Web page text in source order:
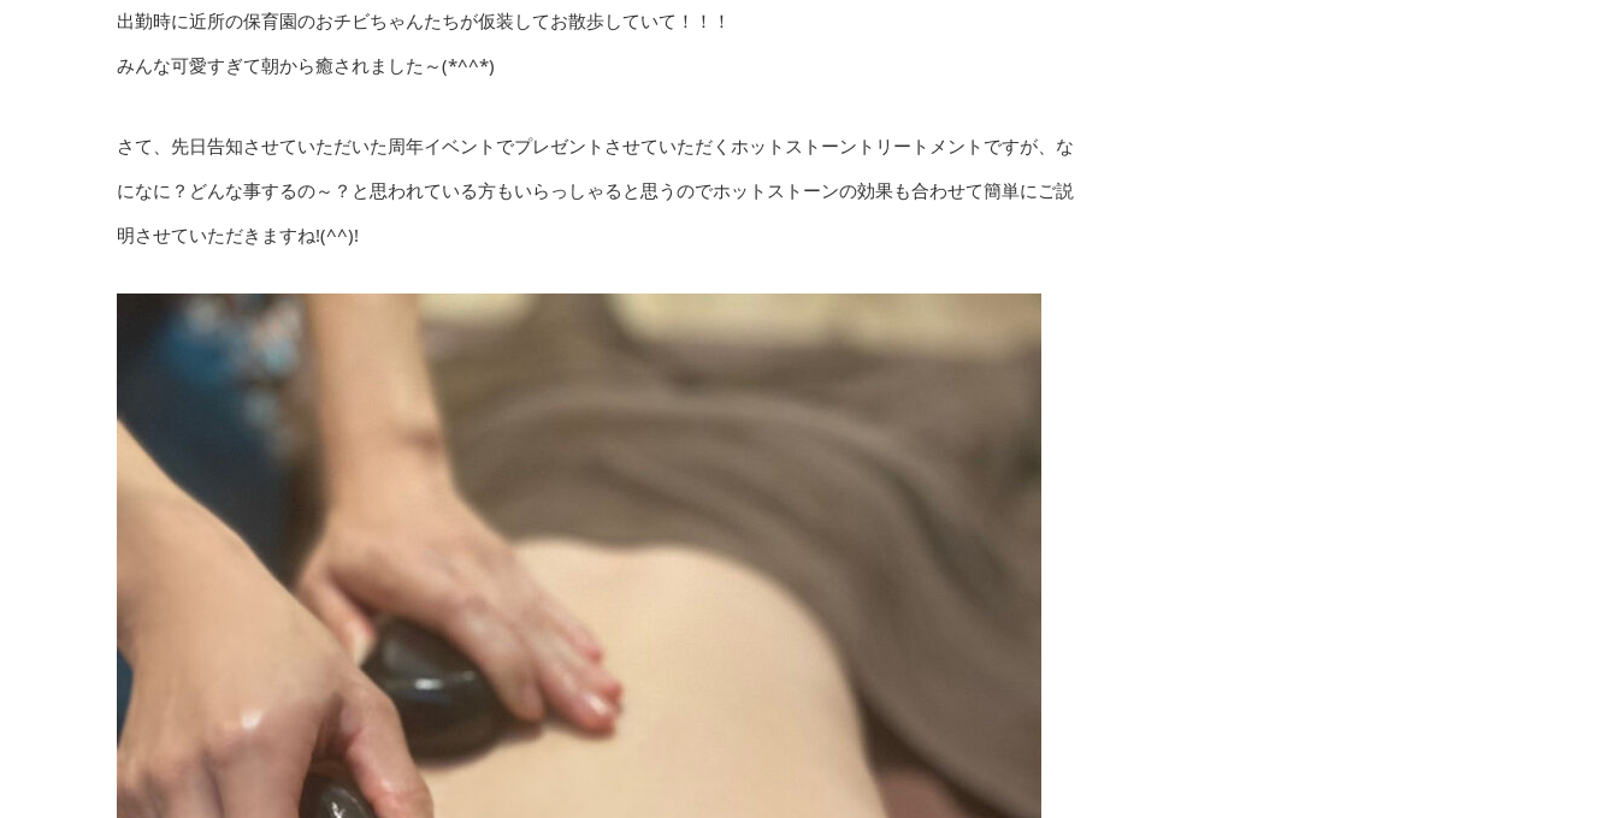
出勤時に近所の保育園のおチビちゃんたちが仮装してお散歩していて！！！
みんな可愛すぎて朝から癒されました～(*^^*)
さて、先日告知させていただいた周年イベントでプレゼントさせていただくホットストーントリートメントですが、な
になに？どんな事するの～？と思われている方もいらっしゃると思うのでホットストーンの効果も合わせて簡単にご説
明させていただきますね!(^^)!